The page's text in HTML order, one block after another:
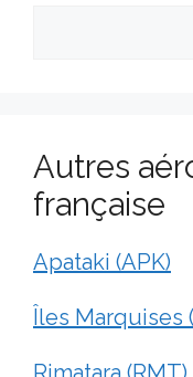
Autres
française
Apataki (APK)
Îles Marquises